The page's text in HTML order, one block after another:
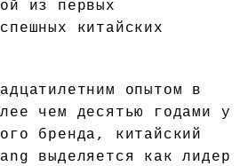
из первых
китайских
опытом в
чем десятью годами у
бренда, китайский
выделяется как лидер